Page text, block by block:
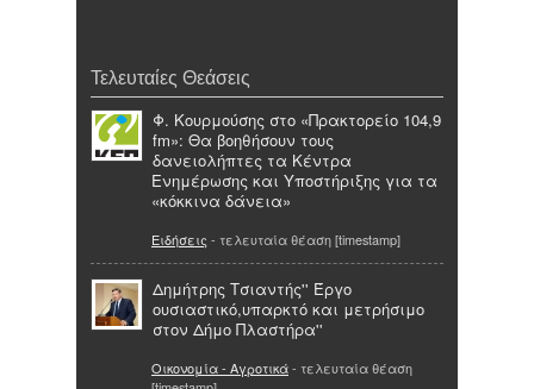
Τελευταίες Θεάσεις
Φ. Κουρμούσης στο «Πρακτορείο 104,9
fm»: Θα βοηθήσουν τους
δανειολήπτες τα Κέντρα
Ενημέρωσης και Υποστήριξης για τα
«κόκκινα δάνεια»
Ειδήσεις - τελευταία θέαση [timestamp]
Δημήτρης Τσιαντής'' Έργο
ουσιαστικό,υπαρκτό και μετρήσιμο
στον Δήμο Πλαστήρα''
Οικονομία - Αγροτικά- τελευταία θέαση